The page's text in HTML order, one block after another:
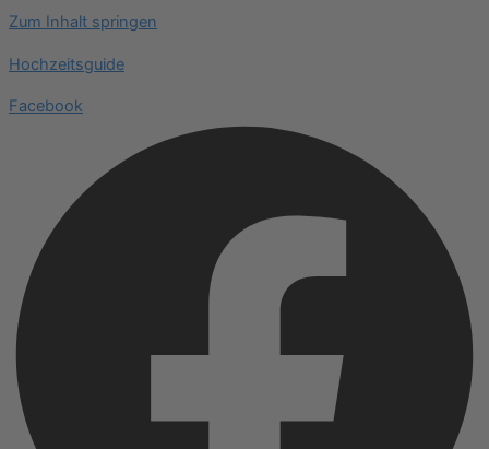
Zum Inhalt springen
Hochzeitsguide
Facebook